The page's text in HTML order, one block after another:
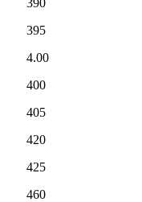
390
395
4.00
400
405
420
425
460